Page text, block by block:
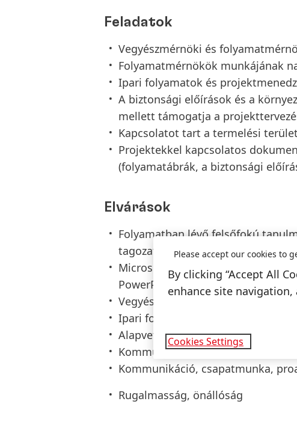
Feladatok
Vegyészmérnöki és
Folyamatmérnökök munkájának
Ipari folyamatok és
A biztonsági előírások és a
mellett támogatja a
Kapcsolatot tart a termelési
Projektekkel kapcsolatos
(folyamatábrák, a biztonsági
Elvárások
Folyamatban lévő felsőfokú
tagozatos hallgatói jogviszony)
Microsoft Office programok
PowerPoint)
Vegyészeti/gépészeti ismeretek
Ipari folyamatok ismerete
Alapvető P&ID és PFD ismeretek
Kommunikáció szintű magyar és
Kommunikáció, csapatmunka,
Rugalmasság, önállóság
Please accept our cookies to
By clicking “Accept All
enhance site
Cookies Settings